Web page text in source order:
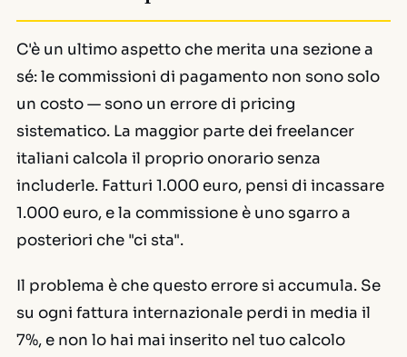
C'è un ultimo aspetto che merita una sezione a
sé: le commissioni di pagamento non sono solo
un costo — sono un errore di pricing
sistematico. La maggior parte dei freelancer
italiani calcola il proprio onorario senza
includerle. Fatturi 1.000 euro, pensi di incassare
1.000 euro, e la commissione è uno sgarro a
posteriori che "ci sta".
Il problema è che questo errore si accumula. Se
su ogni fattura internazionale perdi in media il
7%, e non lo hai mai inserito nel tuo calcolo